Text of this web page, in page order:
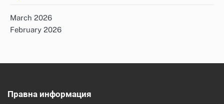
March 2026
February 2026
Правна информация